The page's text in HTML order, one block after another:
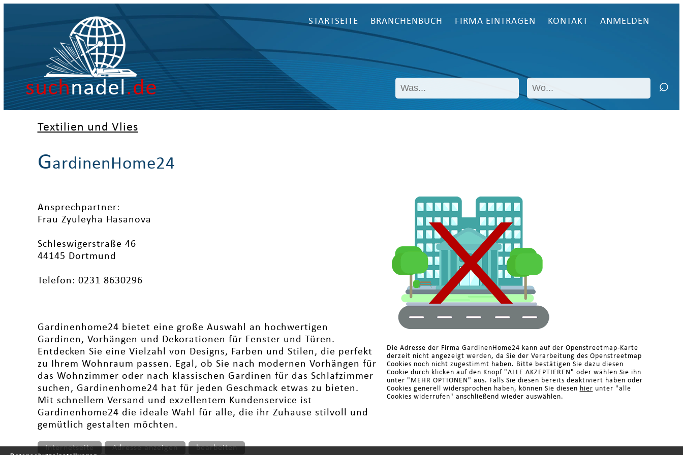
suchnadel.de
STARTSEITE BRANCHENBUCH FIRMA EINTRAGEN KONTAKT ANMELDEN
Textilien und Vlies
GardinenHome24
Ansprechpartner:
Frau Zyuleyha Hasanova
Schleswigerstraße 46
44145 Dortmund
Telefon: 0231 8630296
Gardinenhome24 bietet eine große Auswahl an hochwertigen
Gardinen, Vorhängen und Dekorationen für Fenster und Türen.
Entdecken Sie eine Vielzahl von Designs, Farben und Stilen, die perfekt
zu Ihrem Wohnraum passen. Egal, ob Sie nach modernen Vorhängen für
das Wohnzimmer oder nach klassischen Gardinen für das Schlafzimmer
suchen, Gardinenhome24 hat für jeden Geschmack etwas zu bieten.
Mit schnellem Versand und exzellentem Kundenservice ist
Gardinenhome24 die ideale Wahl für alle, die ihr Zuhause stilvoll und
gemütlich gestalten möchten.
Internetseite Adresse anzeigen bearbeiten
Die Adresse der Firma GardinenHome24 kann auf der Openstreetmap-Karte
derzeit nicht angezeigt werden, da Sie der Verarbeitung des Openstreetmap
Cookies noch nicht zugestimmt haben. Bitte bestätigen Sie dazu diesen
Cookie durch klicken auf den Knopf "ALLE AKZEPTIEREN" oder wählen Sie ihn
unter "MEHR OPTIONEN" aus. Falls Sie diesen bereits deaktiviert haben oder
Cookies generell widersprochen haben, können Sie diesen hier unter "alle
Cookies widerrufen" anschließend wieder auswählen.